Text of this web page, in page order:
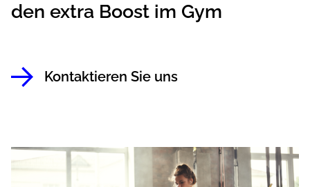
den extra Boost im Gym
Kontaktieren Sie uns